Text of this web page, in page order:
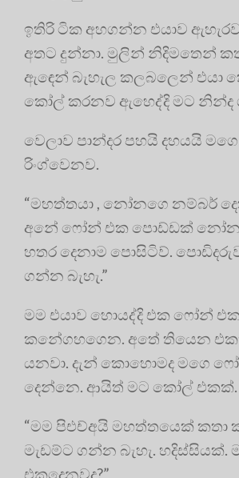
ඉතිරි ටික අහගන්න එයාව
අතට දුන්නා. මුලින් නිදිමතෙන්
ඇඳෙන් බැහැල කලබලෙන් එයා
කෝල් කරනව ඇහෙද්දි මට නින්ද
වෙලාව පාන්දර පහයි දහයයි
රිංග්වෙනව.
“මහත්තයා , නෝනගෙ නම්බර්
අනේ ෆෝන් එක පොඩ්ඩක්
හතර දෙනාම පොසිටිව්.
ගන්න බැහැ.”
මම එයාව හොයද්දි එක ෆෝන්
කනේගහගෙන. අතේ තියෙන
යනවා. දැන් කොහොමද මගෙ
දෙන්නෙ. ආයිත් මට කෝල් එකක්.
“මම පිඑච්අයි මහත්තයෙක් කතා
මැඩම්ට ගන්න බැහැ. හදිස්සියක්.
එකදෙනවද?”